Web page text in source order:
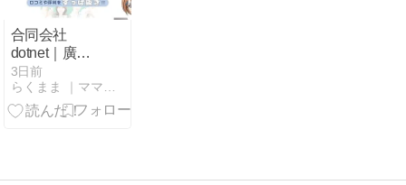
合同会社
dotnet｜廣川
千優が運営す
る副業サイト
は副業詐欺な
3日前
らくまま ｜ママでもできる在宅副業